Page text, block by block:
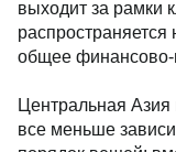
выходит за рамки
общее
Центральная Азия
все меньше